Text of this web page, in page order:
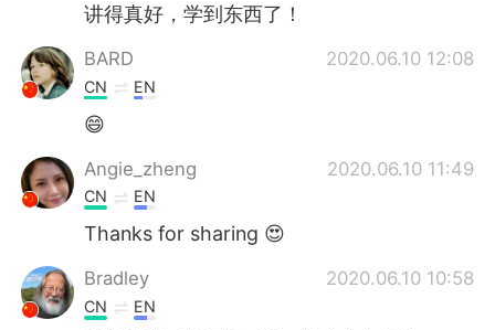
讲得真好，学到东西了！
BARD 2020.06.10 12:08
CN EN
😄
Angie_zheng 2020.06.10 11:49
CN EN
Thanks for sharing 😍
Bradley 2020.06.10 10:58
CN EN